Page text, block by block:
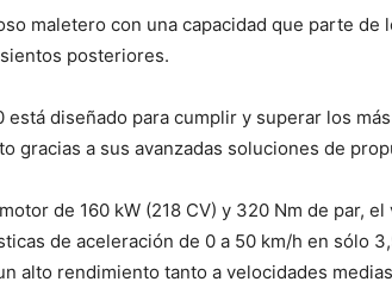
maletero con una capacidad que parte de
posteriores.
está diseñado para cumplir y superar los
gracias a sus avanzadas soluciones de
de 160 kW (218 CV) y 320 Nm de par,
de aceleración de 0 a 50 km/h en sólo
alto rendimiento tanto a velocidades